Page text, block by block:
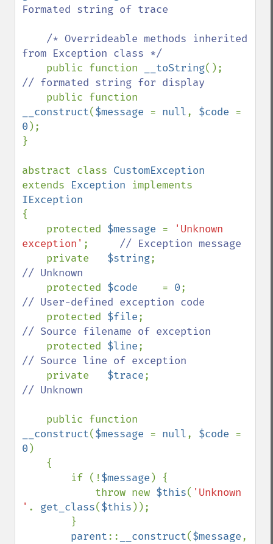
Formated string of trace
from Exception class */
public function
__toString
// formated string for display
__construct($message = null, $code
0 );
}
abstract class
extends Exception
{
    protected
$message =
'Unknown
exception' ; // Exception message
private $string
// Unknown
protected $code = 0
// User-defined exception code
protected $file
// Source filename of exception
protected $line
// Source line of exception
private $trace
// Unknown
__construct($message = null, $code
0 )
        if (!
$message ) {
            throw new
$this( 'Unknown
' . get_class($this ));
parent:: __construct($message